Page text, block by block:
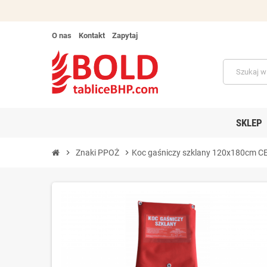
O nas Kontakt Zapytaj
SKLEP
chevron_right Znaki PPOŻ chevron_right Koc gaśniczy szklany 120x180cm